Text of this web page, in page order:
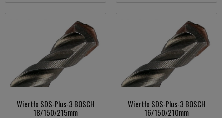
Wiertło SDS-Plus-3 BOSCH
18/150/215mm
Wiertło SDS-Plus-3 BOSCH
16/150/210mm